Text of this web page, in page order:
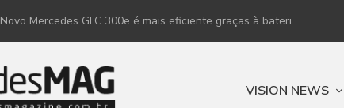
Novo Mercedes GLC 300e é mais eficiente graças à bateri...
VISION NEWS